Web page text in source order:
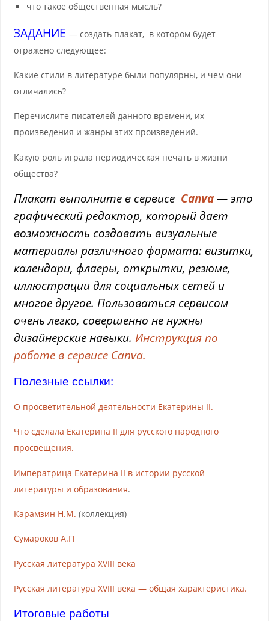
что такое общественная мысль?
ЗАДАНИЕ — создать плакат, в котором будет
отражено следующее:
Какие стили в литературе были популярны, и чем они
отличались?
Перечислите писателей данного времени, их
произведения и жанры этих произведений.
Какую роль играла периодическая печать в жизни
общества?
Плакат выполните в сервисе Canva — это
графический редактор, который дает
возможность создавать визуальные
материалы различного формата: визитки,
календари, флаеры, открытки, резюме,
иллюстрации для социальных сетей и
многое другое. Пользоваться сервисом
очень легко, совершенно не нужны
дизайнерские навыки. Инструкция по
работе в сервисе Canva.
Полезные ссылки:
О просветительной деятельности Екатерины II.
Что сделала Екатерина II для русского народного
просвещения.
Императрица Екатерина II в истории русской
литературы и образования.
Карамзин Н.М. (коллекция)
Сумароков А.П
Русская литература XVIII века
Русская литература XVIII века — общая характеристика.
Итоговые работы